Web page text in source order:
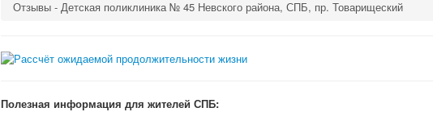
Отзывы - Детская поликлиника № 45 Невского района, СПБ, пр. Товарищеский
Полезная информация для жителей СПБ: